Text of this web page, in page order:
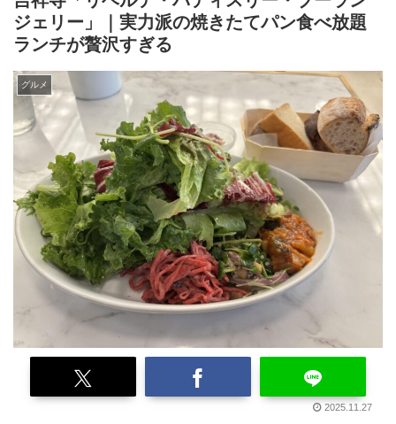
ジェリー」｜実力派の焼きたてパン食べ放題
ランチが贅沢すぎる
グルメ
2025.11.27